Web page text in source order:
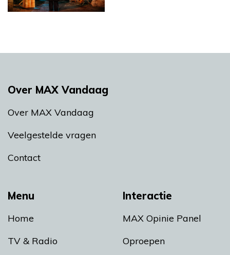
Menu
Home
TV & Radio
Interactie
MAX Opinie Panel
Oproepen
Over MAX Vandaag
Over MAX Vandaag
Veelgestelde vragen
Contact